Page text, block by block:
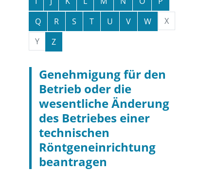
Q
R S T U V W
X
Y
Z
Genehmigung für den
Betrieb oder die
wesentliche Änderung
des Betriebes einer
technischen
Röntgeneinrichtung
beantragen